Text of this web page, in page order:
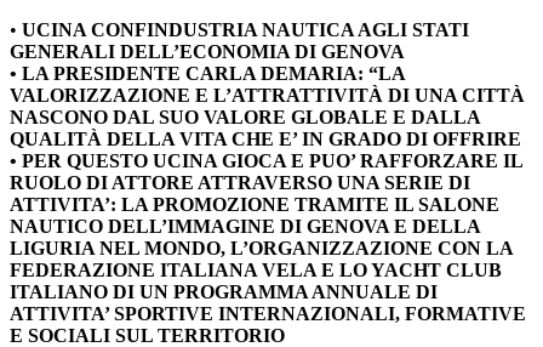
• UCINA CONFINDUSTRIA NAUTICA AGLI STATI
GENERALI DELL’ECONOMIA DI GENOVA
• LA PRESIDENTE CARLA DEMARIA: “LA
VALORIZZAZIONE E L’ATTRATTIVITÀ DI UNA CITTÀ
NASCONO DAL SUO VALORE GLOBALE E DALLA
QUALITÀ DELLA VITA CHE E’ IN GRADO DI OFFRIRE
• PER QUESTO UCINA GIOCA E PUO’ RAFFORZARE IL
RUOLO DI ATTORE ATTRAVERSO UNA SERIE DI
ATTIVITA’: LA PROMOZIONE TRAMITE IL SALONE
NAUTICO DELL’IMMAGINE DI GENOVA E DELLA
LIGURIA NEL MONDO, L’ORGANIZZAZIONE CON LA
FEDERAZIONE ITALIANA VELA E LO YACHT CLUB
ITALIANO DI UN PROGRAMMA ANNUALE DI
ATTIVITA’ SPORTIVE INTERNAZIONALI, FORMATIVE
E SOCIALI SUL TERRITORIO